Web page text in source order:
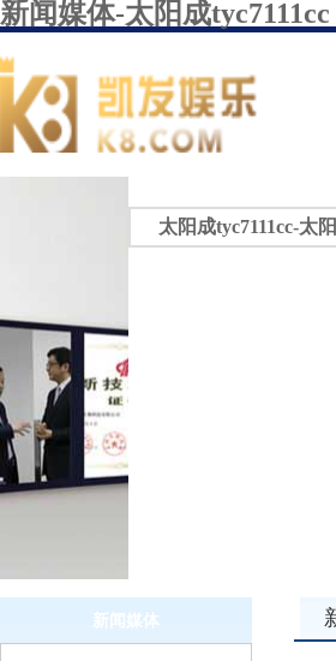
新闻媒体-太阳成tyc7111cc
太阳成tyc7111cc-太
新闻媒体